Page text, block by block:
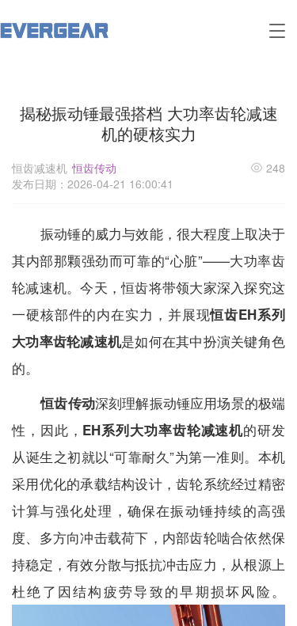
T
n
i
i
o
n
揭秘振动锤最强搭档 大功率齿轮减速
机的硬核实力
恒齿减速机 恒齿传动
发布日期：2026-04-21 16:00:41
248
振动锤的威力与效能，很大程度上取决于
其内部那颗强劲而可靠的“心脏”——大功率齿
轮减速机。今天，恒齿将带领大家深入探究这
一硬核部件的内在实力，并展现恒齿EH系列
大功率齿轮减速机是如何在其中扮演关键角色
的。
恒齿传动深刻理解振动锤应用场景的极端
性，因此， EH系列大功率齿轮减速机的研发
从诞生之初就以“可靠耐久”为第一准则。本机
采用优化的承载结构设计，齿轮系统经过精密
计算与强化处理，确保在振动锤持续的高强
度、多方向冲击载荷下，内部齿轮啮合依然保
持稳定，有效分散与抵抗冲击应力，从根源上
杜绝了因结构疲劳导致的早期损坏风险。